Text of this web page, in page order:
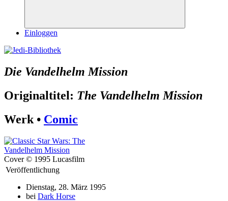
Suchen
Einloggen
Die Vandelhelm Mission
Originaltitel: The Vandelhelm Mission
Werk • Comic
Cover © 1995 Lucasfilm
Veröffentlichung
Dienstag, 28. März 1995
bei Dark Horse